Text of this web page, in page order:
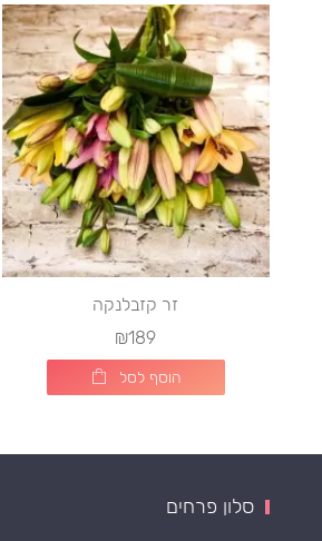
זר קזבלנקה
₪189
הוסף לסל
סלון פרחים